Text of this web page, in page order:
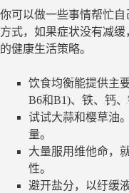
你可以做一些事情帮忙
方式，如果症状没有减
的健康生活策略。
饮食均衡能提供主
B6和B1)、铁、钙
试试大蒜和樱草油
量。
大量服用维他命，
性。
避开盐分，以纡缓